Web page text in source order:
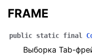
FRAME
public static final
Выборка Tab-